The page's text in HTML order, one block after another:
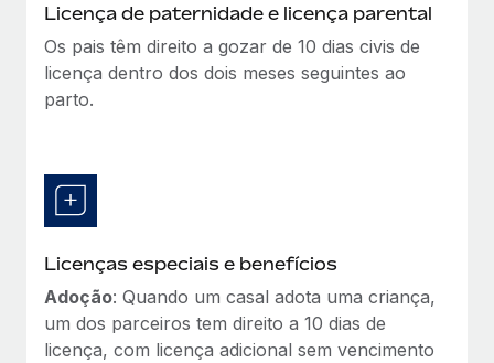
Licença de paternidade e licença parental
Os pais têm direito a gozar de 10 dias civis de
licença dentro dos dois meses seguintes ao
parto.
Licenças especiais e benefícios
Adoção: Quando um casal adota uma criança,
um dos parceiros tem direito a 10 dias de
licença, com licença adicional sem vencimento